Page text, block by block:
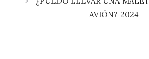
AVIÓN? 2024